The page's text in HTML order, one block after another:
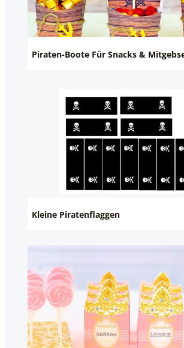
Piraten-Boote Für Snacks &
Kleine Piratenflaggen